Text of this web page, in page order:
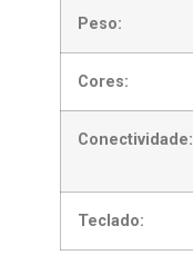
Peso:
Cores:
Conectividade:
Teclado: